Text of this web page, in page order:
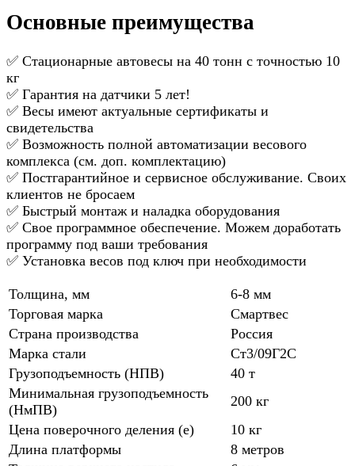
Основные преимущества
✅ Стационарные автовесы на 40 тонн с точностью 10
кг
✅ Гарантия на датчики 5 лет!
✅ Весы имеют актуальные сертификаты и
свидетельства
✅ Возможность полной автоматизации весового
комплекса (см. доп. комплектацию)
✅ Постгарантийное и сервисное обслуживание. Своих
клиентов не бросаем
✅ Быстрый монтаж и наладка оборудования
✅ Свое программное обеспечение. Можем доработать
программу под ваши требования
✅ Установка весов под ключ при необходимости
Толщина, мм
6-8 мм
Торговая марка
Смартвес
Страна производства
Россия
Марка стали
Ст3/09Г2С
Грузоподъемность (НПВ)
40 т
Минимальная грузоподъемность
(НмПВ)
200 кг
Цена поверочного деления (е)
10 кг
Длина платформы
8 метров